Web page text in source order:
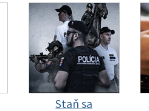
Staň sa